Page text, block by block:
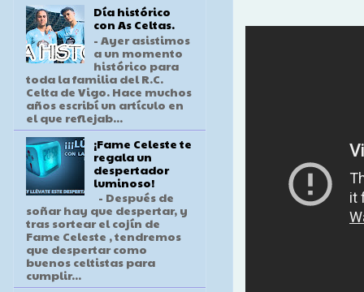
Día histórico
con As Celtas.
- Ayer asistimos
a un momento
histórico para
toda la familia del R.C.
Celta de Vigo. Hace muchos
años escribí un artículo en
el que reflejab...
¡Fame Celeste te
regala un
despertador
luminoso!
- Después de
soñar hay que despertar, y
tras sortear el cojín de
Fame Celeste , tendremos
que despertar como
buenos celtistas para
cumplir...